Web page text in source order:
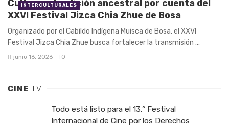
Cultura y tradición ancestral por cuenta del
XXVI Festival Jizca Chia Zhue de Bosa
Organizado por el Cabildo Indígena Muisca de Bosa, el XXVI
Festival Jizca Chia Zhue busca fortalecer la transmisión ...
junio 16, 2026 0
INTERCULTURALES
CINETV
Todo está listo para el 13.º Festival
Internacional de Cine por los Derechos